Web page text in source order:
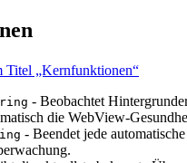
Titel „Kernfunktionen“
- Beobachtet
die WebView-
- Beendet jede automatische